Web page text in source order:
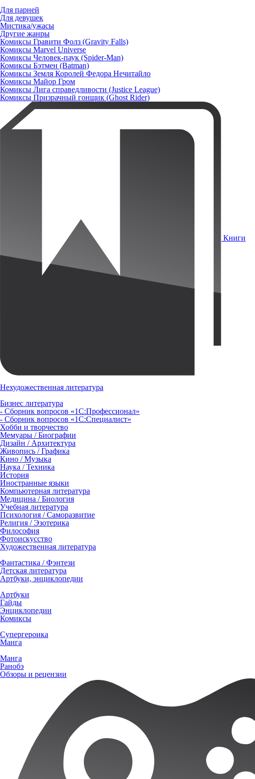
Для парней
Для девушек
Мистика/ужасы
Другие жанры
Комиксы Гравити Фолз (Gravity Falls)
Комиксы Marvel Universe
Комиксы Человек-паук (Spider-Man)
Комиксы Бэтмен (Batman)
Комиксы Земля Королей Федора Нечитайло
Комиксы Майор Гром
Комиксы Лига справедливости (Justice League)
Комиксы Призрачный гонщик (Ghost Rider)
Книги
Нехудожественная литература
Бизнес литература
- Сборник вопросов «1С:Профессионал»
- Сборник вопросов «1С:Специалист»
Хобби и творчество
Мемуары / Биографии
Дизайн / Архитектура
Живопись / Графика
Кино / Музыка
Наука / Техника
История
Иностранные языки
Компьютерная литература
Медицина / Биология
Учебная литература
Психология / Саморазвитие
Религия / Эзотерика
Философия
Фотоискусство
Художественная литература
Фантастика / Фэнтези
Детская литература
Артбуки, энциклопедии
Артбуки
Гайды
Энциклопедии
Комиксы
Супергероика
Манга
Манга
Ранобэ
Обзоры и рецензии